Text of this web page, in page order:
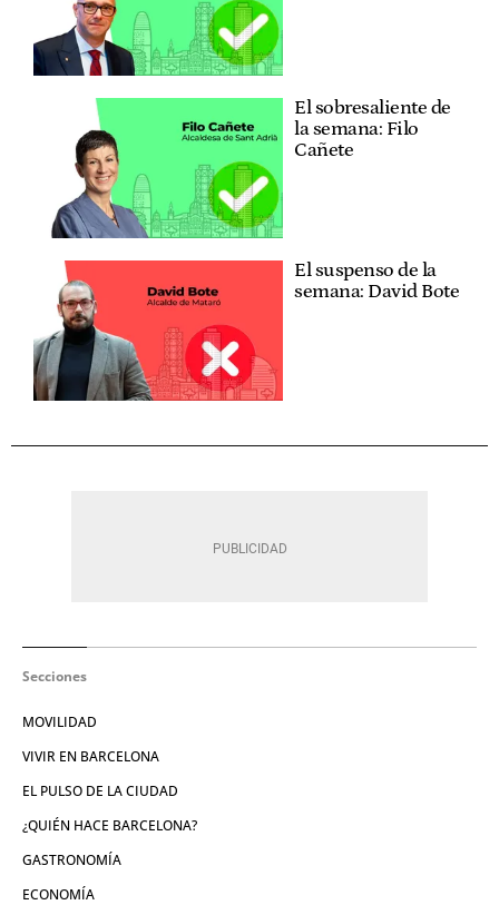
El sobresaliente de
la semana: Filo
Cañete
El suspenso de la
semana: David Bote
Secciones
MOVILIDAD
VIVIR EN BARCELONA
EL PULSO DE LA CIUDAD
¿QUIÉN HACE BARCELONA?
GASTRONOMÍA
ECONOMÍA